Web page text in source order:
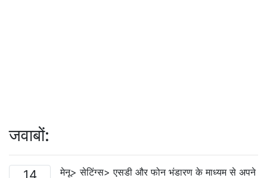
जवाबों:
14
मेनू> सेटिंग्स> एसडी और फोन भंडारण के माध्यम से अपने